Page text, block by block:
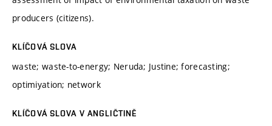
producers (citizens).
KLÍČOVÁ SLOVA
waste; waste-to-energy; Neruda; Justine; forecasting;
optimiyation; network
KLÍČOVÁ SLOVA V ANGLIČTINĚ